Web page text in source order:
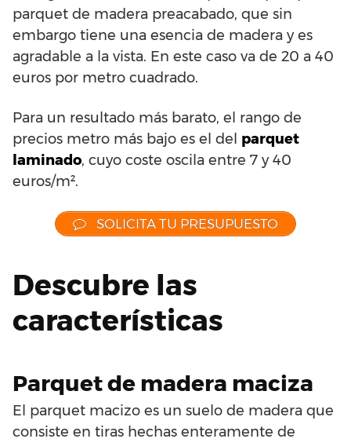
parquet de madera preacabado, que sin
embargo tiene una esencia de madera y es
agradable a la vista. En este caso va de 20 a 40
euros por metro cuadrado.
Para un resultado más barato, el rango de
precios metro más bajo es el del parquet
laminado, cuyo coste oscila entre 7 y 40
euros/m².
SOLICITA TU PRESUPUESTO
Descubre las
características
Parquet de madera maciza
El parquet macizo es un suelo de madera que
consiste en tiras hechas enteramente de